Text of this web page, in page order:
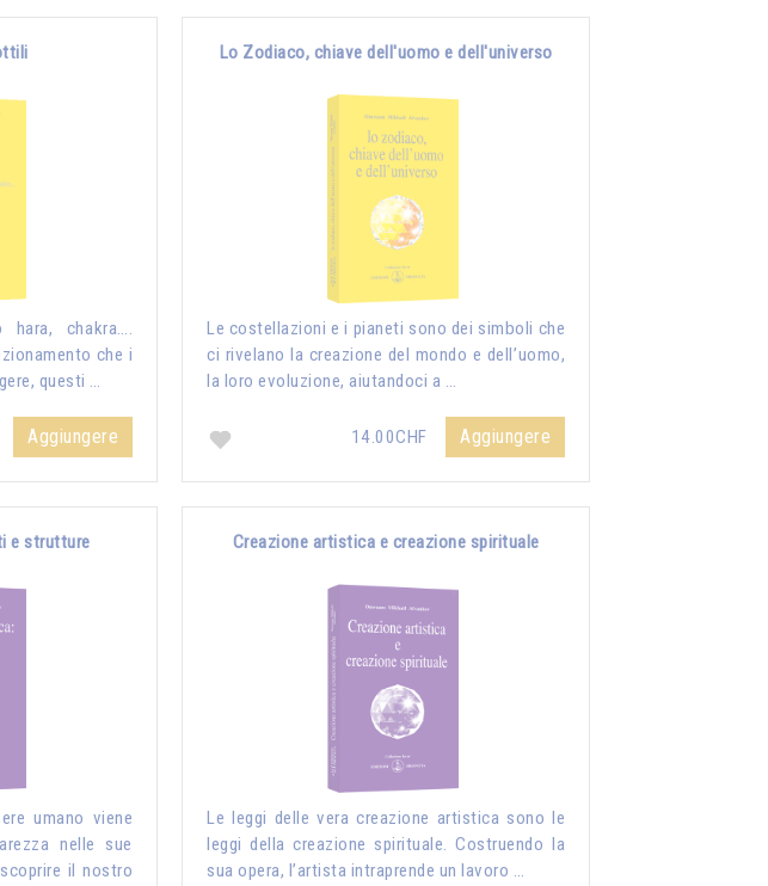
hara, chakra….
che i
questi …
Aggiungere
Lo Zodiaco, chiave dell'uomo e dell'universo
Le costellazioni e i pianeti sono dei simboli che
ci rivelano la creazione del mondo e dell’uomo,
la loro evoluzione, aiutandoci a …
14.00CHF Aggiungere
e strutture
umano viene
nelle sue
il nostro
Creazione artistica e creazione spirituale
Le leggi delle vera creazione artistica sono le
leggi della creazione spirituale. Costruendo la
sua opera, l’artista intraprende un lavoro …